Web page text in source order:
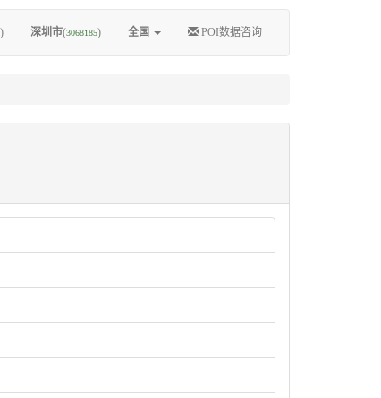
) 深圳市(3068185) 全国 POI数据咨询